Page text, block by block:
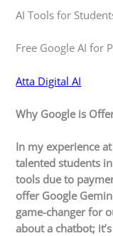
AI Tools for
Free Google AI for
Atta Digital AI
Why Google is
In my experience
talented students
tools due to
offer Google
game-changer for
about a chatbot;